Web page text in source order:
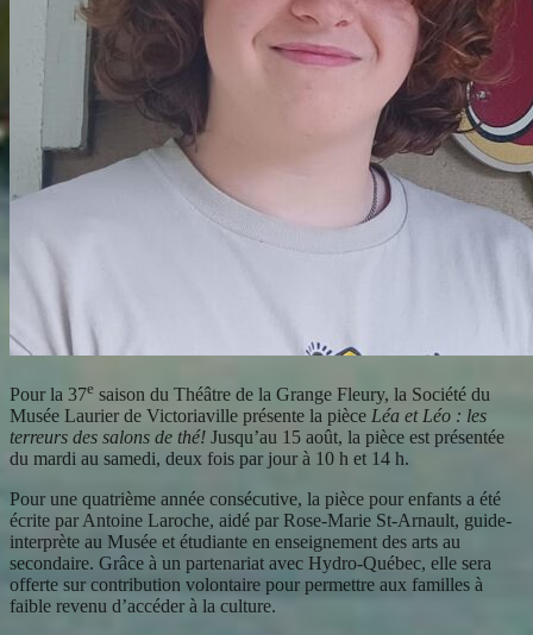
Pour la 37e saison du Théâtre de la Grange Fleury, la Société du
Musée Laurier de Victoriaville présente la pièce Léa et Léo : les
terreurs des salons de thé! Jusqu’au 15 août, la pièce est présentée
du mardi au samedi, deux fois par jour à 10 h et 14 h.
Pour une quatrième année consécutive, la pièce pour enfants a été
écrite par Antoine Laroche, aidé par Rose-Marie St-Arnault, guide-
interprète au Musée et étudiante en enseignement des arts au
secondaire. Grâce à un partenariat avec Hydro-Québec, elle sera
offerte sur contribution volontaire pour permettre aux familles à
faible revenu d’accéder à la culture.